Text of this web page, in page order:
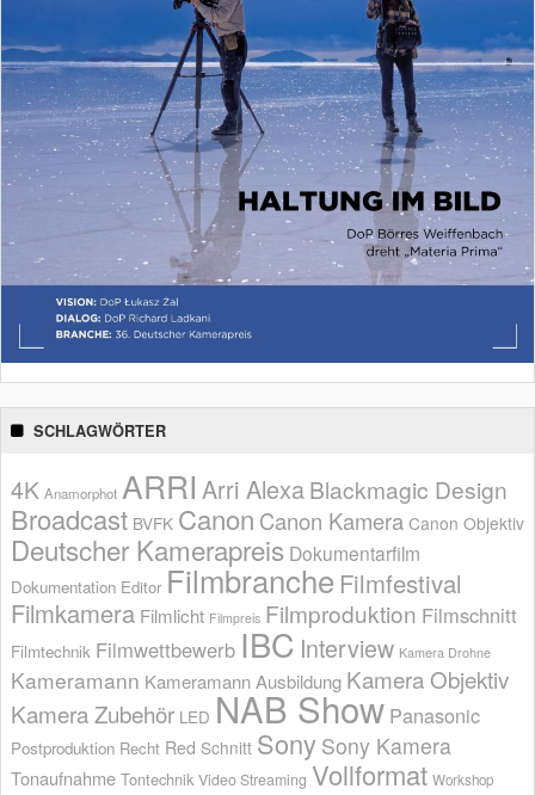
SCHLAGWÖRTER
4K Anamorphot ARRI Arri AlexaBlackmagic Design
Broadcast BVFK Canon Canon Kamera Canon Objektiv
Deutscher Kamerapreis Dokumentarfilm
Dokumentation Editor Filmbranche Filmfestival
Filmkamera Filmlicht Filmpreis Filmproduktion Filmschnitt
Filmtechnik Filmwettbewerb IBC Interview Kamera Drohne
Kameramann Kameramann Ausbildung Kamera Objektiv
Kamera Zubehör LED NAB Show Panasonic
Postproduktion Recht Red Schnitt Sony Sony Kamera
Tonaufnahme Tontechnik Video Streaming Vollformat Workshop